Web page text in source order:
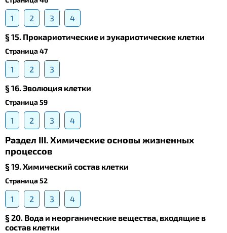
1 2 3
4
§ 15. Прокариотические и эукариотические клетки
Страница 47
1 2
3
§ 16. Эволюция клетки
Страница 59
1 2 3 4
Раздел III. Химические основы жизненных
процессов
§ 19. Химический состав клетки
Страница 52
1 2 3
4
§ 20. Вода и неорганические вещества, входящие в
состав клетки